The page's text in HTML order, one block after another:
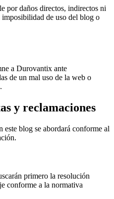
por daños directos, indirectos ni
de uso del blog o
a Durovantix ante
de un mal uso de la web o
y reclamaciones
este blog se abordará conforme al
primero la resolución
conforme a la normativa